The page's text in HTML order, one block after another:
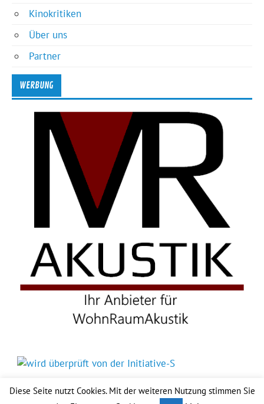
Kinokritiken
Über uns
Partner
WERBUNG
Diese Seite nutzt Cookies. Mit der weiteren Nutzung stimmen Sie